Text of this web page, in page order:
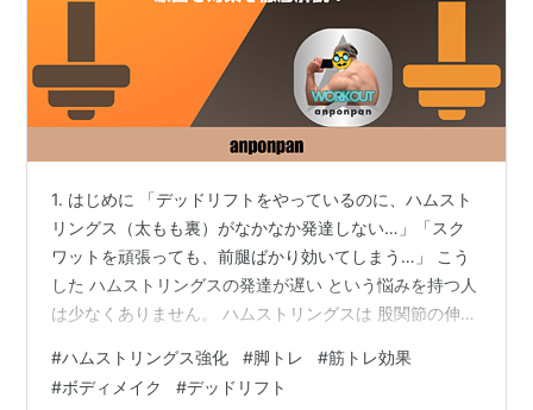
1. はじめに 「デッドリフトをやっているのに、ハムスト
リングス（太もも裏）がなかなか発達しない…」「スク
ワットを頑張っても、前腿ばかり効いてしまう…」 こう
した ハムストリングスの発達が遅い という悩みを持つ人
は少なくありません。 ハムストリングスは 股関節の伸展
作）の2つの動きに関与するため、適切な刺激を与えるこ
とが重要 です。 この記事では、 ハムストリングスを効
#ハムストリングス強化 #脚トレ #筋トレ効果
#ボディメイク #デッドリフト